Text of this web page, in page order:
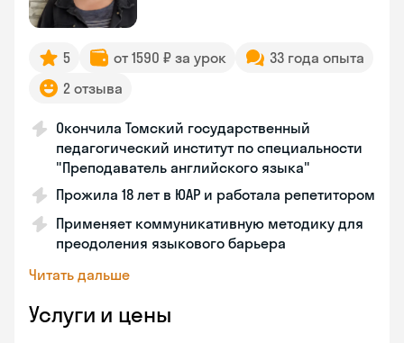
5 от 1590 ₽ за урок
33 года опыта
2 отзыва
Окончила Томский государственный
педагогический институт по специальности
"Преподаватель английского языка"
Прожила 18 лет в ЮАР и работала репетитором
Применяет коммуникативную методику для
преодоления языкового барьера
Читать дальше
Услуги и цены